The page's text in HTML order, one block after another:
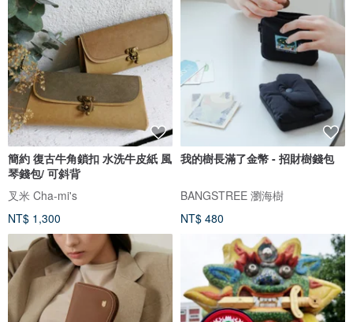
簡約 復古牛角鎖扣 水洗牛皮紙 風
琴錢包/ 可斜背
叉米 Cha-mi's
NT$ 1,300
我的樹長滿了金幣 - 招財樹錢包
BANGSTREE 瀏海樹
NT$ 480